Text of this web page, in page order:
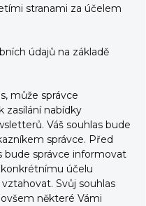
stranami za účelem
údajů na základě
může správce
zasílání nabídky
Váš souhlas bude
správce. Před
bude správce informovat
účelu
Svůj souhlas
některé Vámi